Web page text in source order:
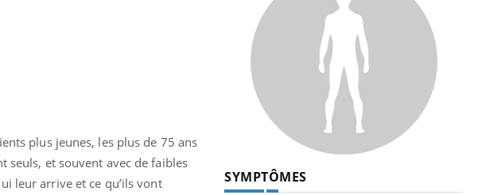
plus jeunes, les plus de 75 ans
seuls, et souvent avec de faibles
leur arrive et ce qu’ils vont
SYMPTÔMES